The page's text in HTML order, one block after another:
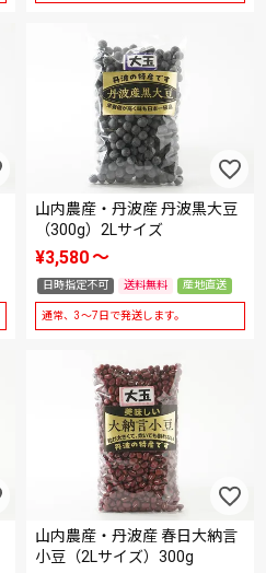
山内農産・丹波産 丹波黒大豆
（300g）2Lサイズ
¥3,580〜
日時指定不可 送料無料 産地直送
通常、3～7日で発送します。
山内農産・丹波産 春日大納言
小豆（2Lサイズ）300g